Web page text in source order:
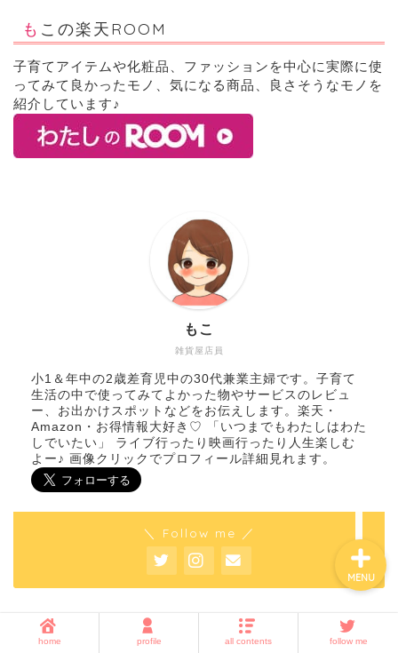
もこの楽天ROOM
子育てアイテムや化粧品、ファッションを中心に実際に使
ってみて良かったモノ、気になる商品、良さそうなモノを
紹介しています♪
雑貨屋店員
もこ
小1＆年中の2歳差育児中の30代兼業主婦です。子育て
生活の中で使ってみてよかった物やサービスのレビュ
ー、お出かけスポットなどをお伝えします。楽天・
Amazon・お得情報大好き♡ 「いつまでもわたしはわた
しでいたい」 ライブ行ったり映画行ったり人生楽しむ
よー♪ 画像クリックでプロフィール詳細見れます。
＼ Follow me ／
カテゴリー
home profile all contents follow me
MENU
暮らしの知恵
amazon・楽天・ネット通